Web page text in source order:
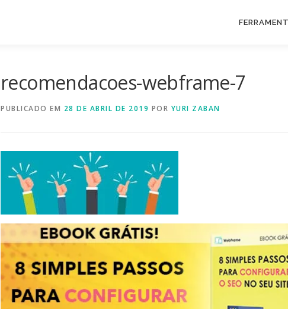
recomendacoes-webframe-7
PUBLICADO EM 28 DE ABRIL DE 2019 POR YURI ZABAN